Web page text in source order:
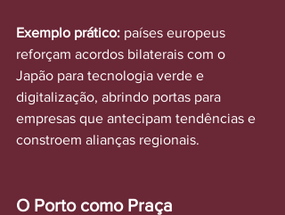
Exemplo prático: países europeus
reforçam acordos bilaterais com o
Japão para tecnologia verde e
digitalização, abrindo portas para
empresas que antecipam tendências e
constroem alianças regionais.
O Porto como Praça